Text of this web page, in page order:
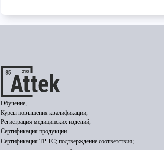
Обучение,
Курсы повышения квалификации,
Регистрация медицинских изделий,
Сертификация продукции
Сертификация ТР ТС; подтверждение соответствия;